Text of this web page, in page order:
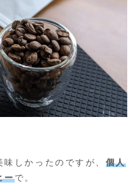
しかったのですが、 個人
ーで。